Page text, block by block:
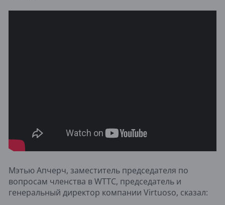
Мэтью Апчерч, заместитель председателя по
вопросам членства в WTTC, председатель и
генеральный директор компании Virtuoso, сказал: